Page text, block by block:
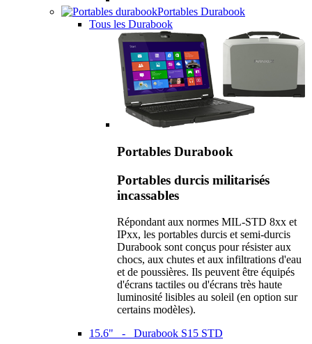
Portables Durabook
Tous les Durabook
Portables Durabook
Portables durcis militarisés
incassables
Répondant aux normes MIL-STD 8xx et
IPxx, les portables durcis et semi-durcis
Durabook sont conçus pour résister aux
chocs, aux chutes et aux infiltrations d'eau
et de poussières. Ils peuvent être équipés
d'écrans tactiles ou d'écrans très haute
luminosité lisibles au soleil (en option sur
certains modèles).
15.6" - Durabook S15 STD